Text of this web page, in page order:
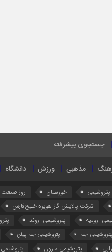
جستجوی پیشرفته
مذهبی ورزش دانشگاه
خوزستان روز صنعت
شرکت پالایش گاز هویزه خلیج‌فارس
ارومیه پتروشیمی اروند
پتروشیمی جم پتروشیمی جم پیلن
پتروشیمی مارون پتروشیمی